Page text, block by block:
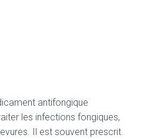
antifongique
les infections fongiques,
Il est souvent prescrit